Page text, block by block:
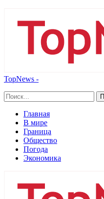
TopNews -
Главная
В мире
Граница
Общество
Погода
Экономика